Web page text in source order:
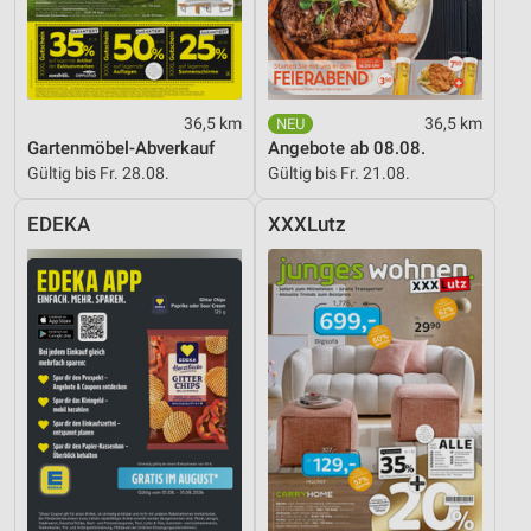
36,5 km
Gartenmöbel-Abverkauf
Gültig bis Fr. 28.08.
36,5 km
Angebote ab 08.08.
Gültig bis Fr. 21.08.
EDEKA XXXLutz
Analyse von Zielgruppen durch Statistiken oder
Kombinationen von Daten aus verschiedenen
Quellen
Entwicklung und Verbesserung der Angebote
Verwendung reduzierter Daten zur Auswahl von
Inhalten
Geräte anhand von aktiv angeforderten
Informationen identifizieren
Nicht-IAB-Verarbeitungszwecke:
Notwendig
Performance
Funktional